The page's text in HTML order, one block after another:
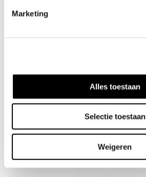
Marketing
Alles toestaan
Selectie toestaan
Weigeren
42EUR